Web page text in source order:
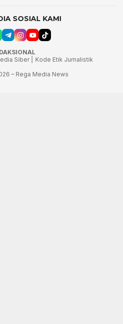
SOSIAL KAMI
Siber |
Kode Etik Jurnalistik
– Rega Media News